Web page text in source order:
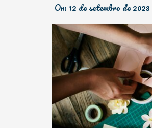
On: 12 de setembro de 2023